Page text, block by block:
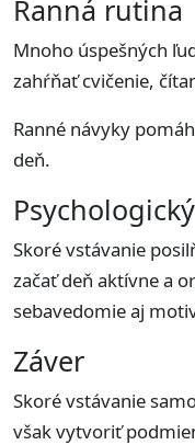
Ranná rutina
Mnoho úspešných
zahŕňať cvičenie,
Ranné návyky
deň.
Skoré vstávanie
začať deň aktívne a
sebavedomie aj
Záver
Skoré vstávanie
však vytvoriť